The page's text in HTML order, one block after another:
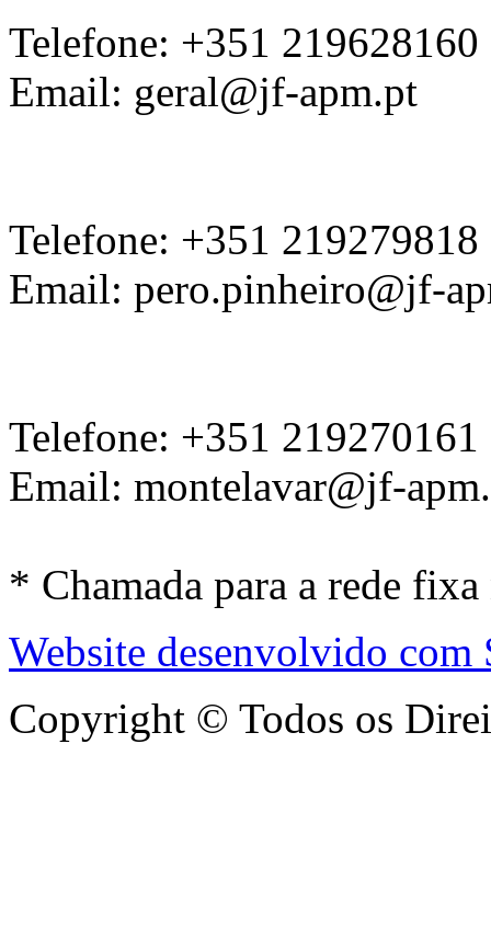
Telefone: +351
Email: geral@jf-apm.pt
Telefone: +351
Email: pero.pinheiro@jf-
Telefone: +351
Email: montelavar@jf-
* Chamada para a rede
Website desenvolvido
Copyright © Todos os